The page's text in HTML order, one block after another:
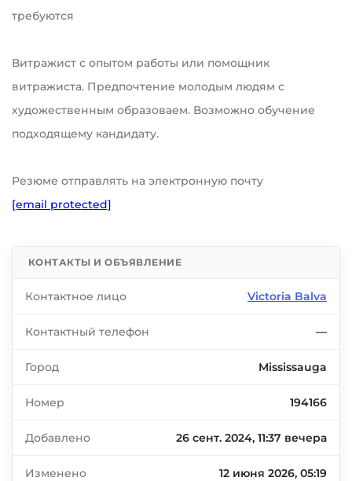
требуются
Витражист с опытом работы или помощник
витражиста. Предпочтение молодым людям с
художественным образоваем. Возможно обучение
подходящему кандидату.
Резюме отправлять на электронную почту
[email protected]
КОНТАКТЫ И ОБЪЯВЛЕНИЕ
Контактное лицо Victoria Balva
Контактный телефон —
Город Mississauga
Номер 194166
Добавлено 26 сент. 2024, 11:37 вечера
Изменено
12 июня 2026, 05:19